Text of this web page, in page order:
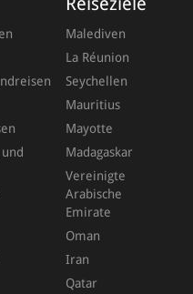
Malediven
La Réunion
Seychellen
Mauritius
Mayotte
Madagaskar
Vereinigte
Arabische
Emirate
Oman
Iran
Qatar